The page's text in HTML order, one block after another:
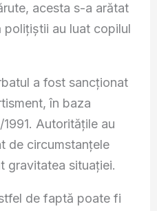
acesta s-a arătat
polițiștii au luat copilul
a fost sancționat
în baza
Autoritățile au
de circumstanțele
gravitatea situației.
de faptă poate fi